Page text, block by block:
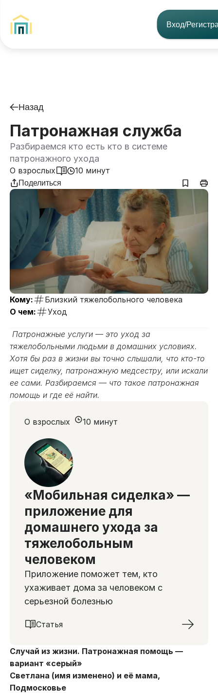
Вход/
Назад
Патронажная служба
Разбираемся кто есть кто в системе
патронажного ухода
О взрослых 10 минут
Поделиться
Кому:
Близкий тяжелобольного человека
О чем:
Уход
Патронажные услуги — это уход за
тяжелобольными людьми в домашних условиях.
Хотя бы раз в жизни вы точно слышали, что кто-то
ищет сиделку, патронажную медсестру, или искали
ее сами. Разбираемся — что такое патронажная
помощь и где её найти.
«Мобильная сиделка» —
приложение для
домашнего ухода за
тяжелобольным
человеком
Приложение поможет тем, кто
ухаживает дома за человеком с
серьезной болезнью
О взрослых
Статья
10 минут
Случай из жизни. Патронажная помощь —
вариант «серый»
Светлана (имя изменено) и её мама,
Подмосковье